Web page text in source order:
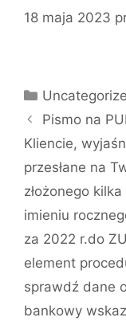
18 maja 2023
Pismo na
Kliencie,
przesłane na
złożonego
imieniu
za 2022 r.do
element
sprawdź dane
bankowy